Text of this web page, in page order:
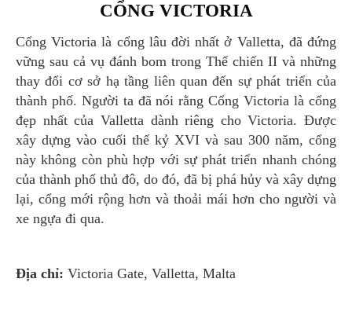
CỔNG VICTORIA
Cổng Victoria là cổng lâu đời nhất ở Valletta, đã đứng
vững sau cả vụ đánh bom trong Thế chiến II và những
thay đổi cơ sở hạ tầng liên quan đến sự phát triển của
thành phố. Người ta đã nói rằng Cổng Victoria là cổng
đẹp nhất của Valletta dành riêng cho Victoria. Được
xây dựng vào cuối thế kỷ XVI và sau 300 năm, cổng
này không còn phù hợp với sự phát triển nhanh chóng
của thành phố thủ đô, do đó, đã bị phá hủy và xây dựng
lại, cổng mới rộng hơn và thoải mái hơn cho người và
xe ngựa đi qua.
Địa chỉ: Victoria Gate, Valletta, Malta